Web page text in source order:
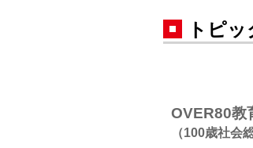
トピ
OVER80教
（100歳社会